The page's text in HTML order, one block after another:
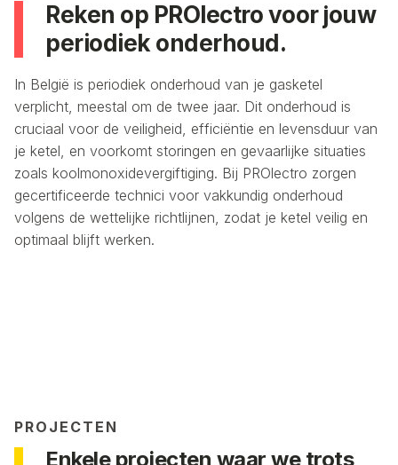
Reken op PROlectro voor jouw
periodiek onderhoud.
In België is periodiek onderhoud van je gasketel
verplicht, meestal om de twee jaar. Dit onderhoud is
cruciaal voor de veiligheid, efficiëntie en levensduur van
je ketel, en voorkomt storingen en gevaarlijke situaties
zoals koolmonoxidevergiftiging. Bij PROlectro zorgen
gecertificeerde technici voor vakkundig onderhoud
volgens de wettelijke richtlijnen, zodat je ketel veilig en
optimaal blijft werken.
PROJECTEN
Enkele projecten waar we trots